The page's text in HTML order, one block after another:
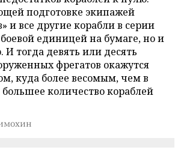
подготовке экипажей
и все другие корабли в серии
единицей на бумаге, но и
И тогда девять или десять
фрегатов окажутся
куда более весомым, чем в
количество кораблей